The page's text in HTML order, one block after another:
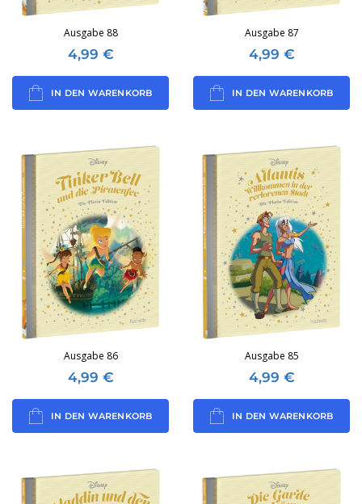
Ausgabe 88
4,99 €
IN DEN WARENKORB
Ausgabe 87
4,99 €
IN DEN WARENKORB
Ausgabe 86
4,99 €
IN DEN WARENKORB
Ausgabe 85
4,99 €
IN DEN WARENKORB